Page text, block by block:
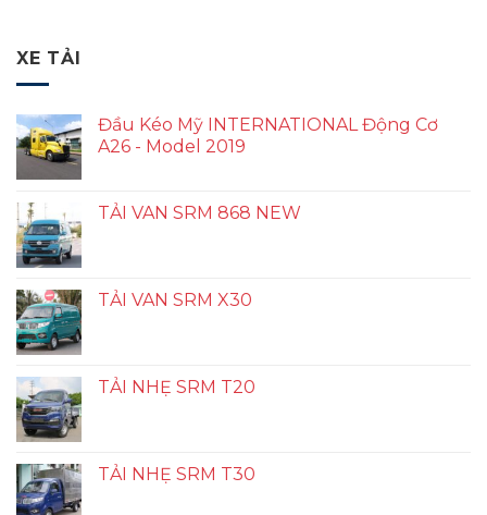
XE TẢI
Đầu Kéo Mỹ INTERNATIONAL Động Cơ
A26 - Model 2019
TẢI VAN SRM 868 NEW
TẢI VAN SRM X30
TẢI NHẸ SRM T20
TẢI NHẸ SRM T30